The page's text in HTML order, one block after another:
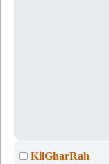
KilGharRah